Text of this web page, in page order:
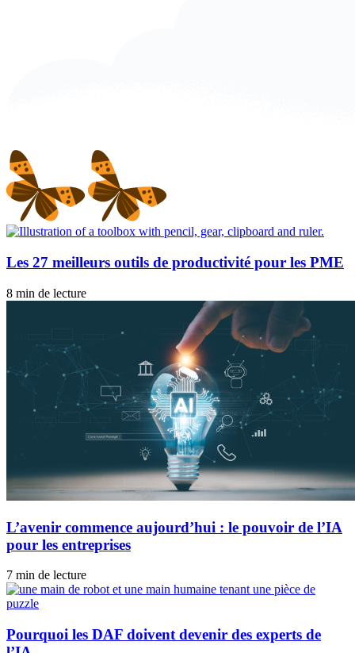
Les 27 meilleurs outils de productivité pour les PME
8 min de lecture
L’avenir commence aujourd’hui : le pouvoir de l’IA
pour les entreprises
7 min de lecture
Pourquoi les DAF doivent devenir des experts de